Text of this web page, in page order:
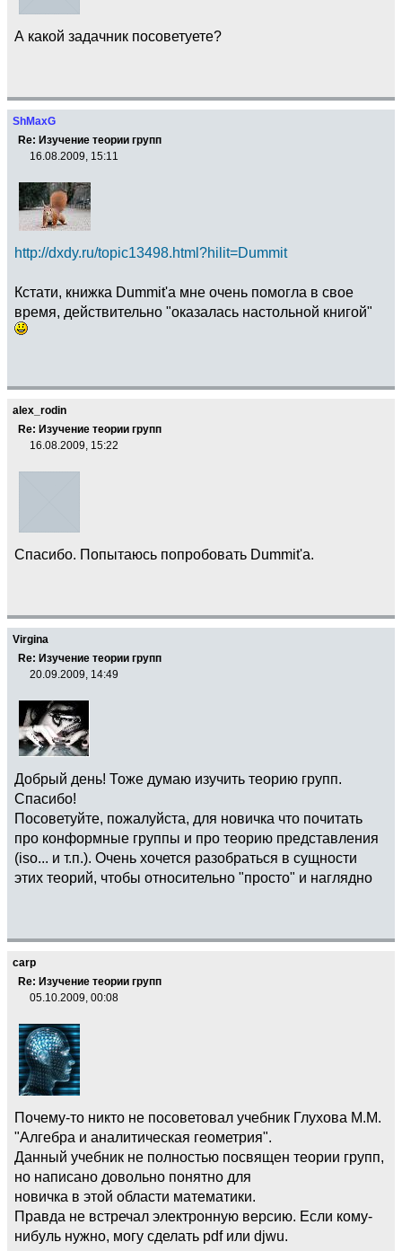
А какой задачник посоветуете?
ShMaxG
Re: Изучение теории групп
16.08.2009, 15:11
http://dxdy.ru/topic13498.html?hilit=Dummit
Кстати, книжка Dummit'a мне очень помогла в свое
время, действительно "оказалась настольной книгой"
alex_rodin
Re: Изучение теории групп
16.08.2009, 15:22
Спасибо. Попытаюсь попробовать Dummit'а.
Virgina
Re: Изучение теории групп
20.09.2009, 14:49
Добрый день! Тоже думаю изучить теорию групп.
Спасибо!
Посоветуйте, пожалуйста, для новичка что почитать
про конформные группы и про теорию представления
(iso... и т.п.). Очень хочется разобраться в сущности
этих теорий, чтобы относительно "просто" и наглядно
carp
Re: Изучение теории групп
05.10.2009, 00:08
Почему-то никто не посоветовал учебник Глухова М.М.
"Алгебра и аналитическая геометрия".
Данный учебник не полностью посвящен теории групп,
но написано довольно понятно для
новичка в этой области математики.
Правда не встречал электронную версию. Если кому-
нибуль нужно, могу сделать pdf или djwu.